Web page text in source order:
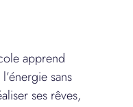
apprend
sans
ses rêves,